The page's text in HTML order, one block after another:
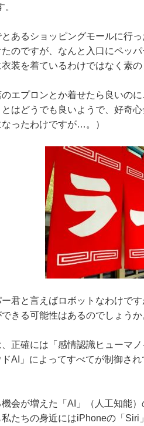
あるショッピングモールに行
のですが、なんと入口にペッパ
衣装を着ているわけではなく素
のエプロンとか着せたら良いの
はどうでも良いようで、好奇心
ったわけですが…。）
君と言えばロボットなわけで
きる可能性はあるのでしょうか
正確には「感情認識ヒューマ
ドAI」によってすべてが制御さ
会が増えた「AI」（人工知能
たちの身近にはiPhoneの「Siri